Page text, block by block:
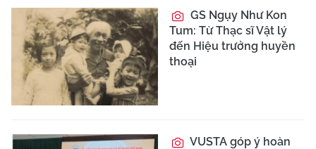
GS Ngụy Như Kon
Tum: Từ Thạc sĩ Vật lý
đến Hiệu trưởng huyền
thoại
VUSTA góp ý hoàn